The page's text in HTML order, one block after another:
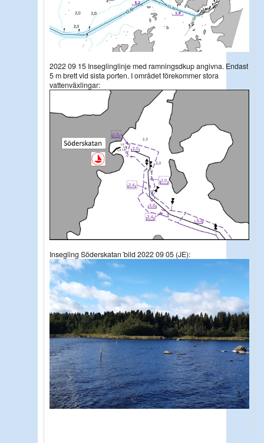
2022 09 15 Inseglinglinje med ramningsdkup angivna. Endast
5 m brett vid sista porten. I området förekommer stora
vattenväxlingar:
Insegling Söderskatan´bild 2022 09 05 (JE):